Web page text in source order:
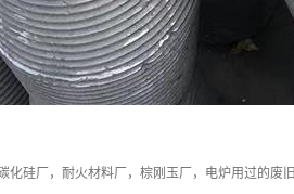
硅厂，耐火材料厂，棕刚玉厂，电炉用过的废